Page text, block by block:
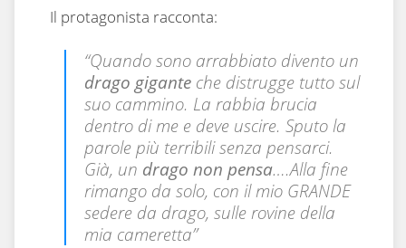
Il protagonista racconta:
“Quando sono arrabbiato divento un
drago gigante che distrugge tutto sul
suo cammino. La rabbia brucia
dentro di me e deve uscire. Sputo la
parole più terribili senza pensarci.
Già, un drago non pensa….Alla fine
rimango da solo, con il mio GRANDE
sedere da drago, sulle rovine della
mia cameretta”